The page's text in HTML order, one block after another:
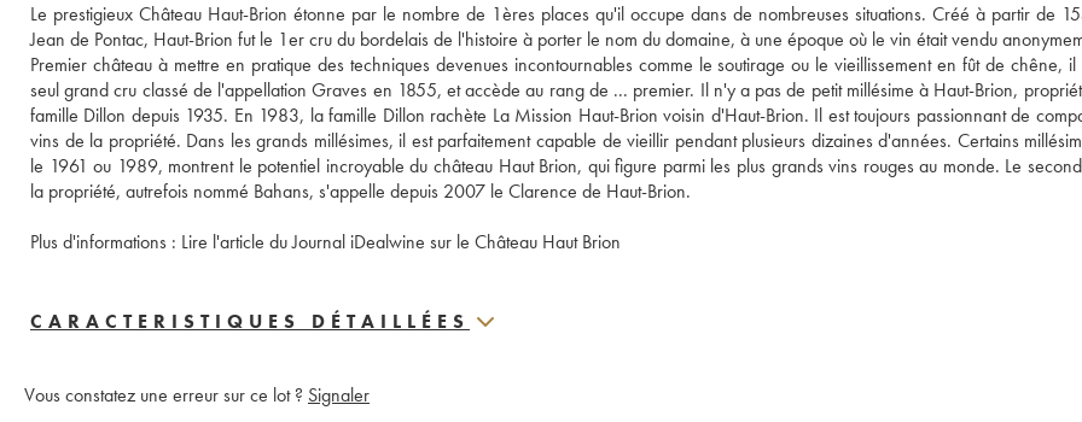
Le prestigieux Château Haut-Brion étonne par le nombre de 1ères places qu'il occupe dans de nombreuses situations. Créé à partir de
Jean de Pontac, Haut-Brion fut le 1er cru du bordelais de l'histoire à porter le nom du domaine, à une époque où le vin était vendu
Premier château à mettre en pratique des techniques devenues incontournables comme le soutirage ou le vieillissement en fût de chêne,
seul grand cru classé de l'appellation Graves en 1855, et accède au rang de ... premier. Il n'y a pas de petit millésime à Haut-Brion,
famille Dillon depuis 1935. En 1983, la famille Dillon rachète La Mission Haut-Brion voisin d'Haut-Brion. Il est toujours passionnant de
vins de la propriété. Dans les grands millésimes, il est parfaitement capable de vieillir pendant plusieurs dizaines d'années. Certains
le 1961 ou 1989, montrent le potentiel incroyable du château Haut Brion, qui figure parmi les plus grands vins rouges au monde. Le
la propriété, autrefois nommé Bahans, s'appelle depuis 2007 le Clarence de Haut-Brion.
Plus d'informations : Lire l'article du Journal iDealwine sur le Château Haut Brion
CARACTERISTIQUES DÉTAILLÉES
Vous constatez une erreur sur ce lot ? Signaler